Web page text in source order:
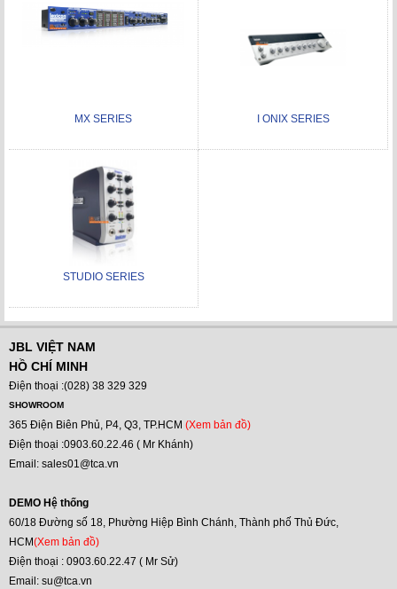
MX SERIES I ONIX SERIES
STUDIO SERIES
JBL VIỆT NAM
HỒ CHÍ MINH
Điện thoại :(028) 38 329 329
SHOWROOM
365 Điện Biên Phủ, P4, Q3, TP.HCM (Xem bản đồ)
Điện thoại :0903.60.22.46 ( Mr Khánh)
Email: sales01@tca.vn
DEMO Hệ thống
60/18 Đường số 18, Phường Hiệp Bình Chánh, Thành phố Thủ Đức,
HCM(Xem bản đồ)
Điện thoại : 0903.60.22.47 ( Mr Sử)
Email: su@tca.vn